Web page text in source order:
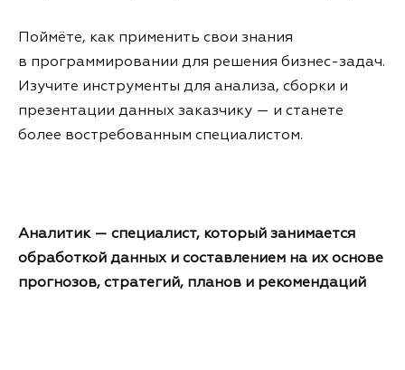
Поймёте, как применить свои знания
в программировании для решения бизнес-задач.
Изучите инструменты для анализа, сборки и
презентации данных заказчику — и станете
более востребованным специалистом.
Аналитик — специалист, который занимается
обработкой данных и составлением на их основе
прогнозов, стратегий, планов и рекомендаций